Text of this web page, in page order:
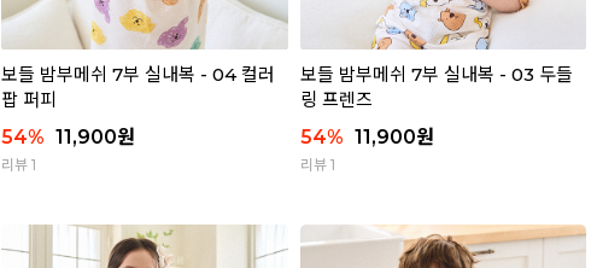
보들 밤부메쉬 7부 실내복 - 04 컬러
팝 퍼피
54% 11,900원
리뷰 1
보들 밤부메쉬 7부 실내복 - 03 두들
링 프렌즈
54% 11,900원
리뷰 1